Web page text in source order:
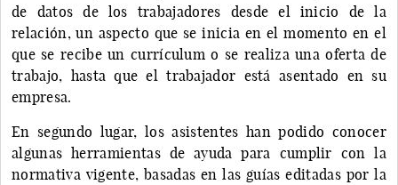
de datos de los trabajadores desde el inicio de la
relación, un aspecto que se inicia en el momento en el
que se recibe un currículum o se realiza una oferta de
trabajo, hasta que el trabajador está asentado en su
empresa.
En segundo lugar, los asistentes han podido conocer
algunas herramientas de ayuda para cumplir con la
normativa vigente, basadas en las guías editadas por la